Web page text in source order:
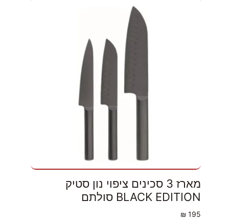
מארז 3 סכינים ציפוי נון סטיק
BLACK EDITION סולתם
195
₪